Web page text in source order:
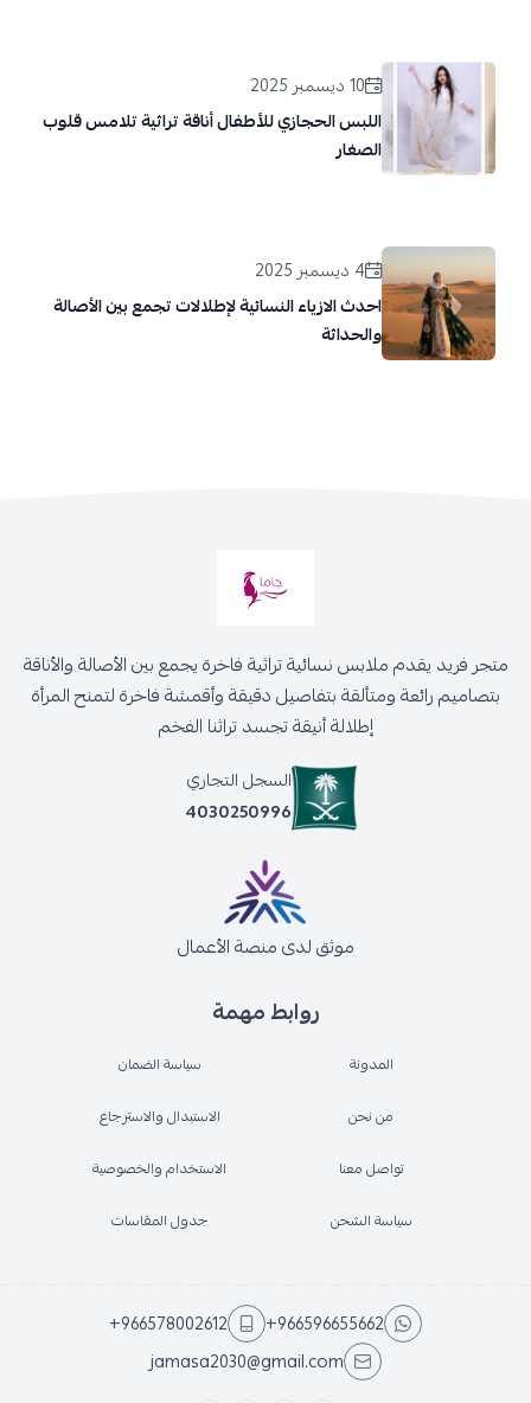
10 ديسمبر 2025
اللبس الحجازي للأطفال أناقة تراثية تلامس قلوب
الصغار
4 ديسمبر 2025
احدث الازياء النسائية لإطلالات تجمع بين الأصالة
والحداثة
روابط مهمة
المدونة
من نحن
تواصل معنا
سياسة الشحن
سياسة الضمان
الاستبدال والاسترجاع
الاستخدام والخصوصية
جدول المقاسات
متجر فريد يقدم ملابس نسائية تراثية فاخرة يجمع بين الأصالة والأناقة
بتصاميم رائعة ومتألقة بتفاصيل دقيقة وأقمشة فاخرة لتمنح المرأة
إطلالة أنيقة تجسد تراثنا الفخم
السجل التجاري
4030250996
موثق لدى منصة الأعمال
+966596655662
+966578002612
jamasa2030@gmail.com